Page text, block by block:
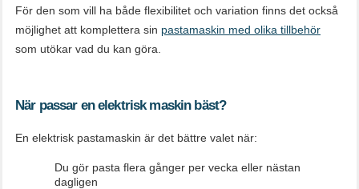
För den som vill ha både flexibilitet och variation finns det också
möjlighet att komplettera sin pastamaskin med olika tillbehör
som utökar vad du kan göra.
När passar en elektrisk maskin bäst?
En elektrisk pastamaskin är det bättre valet när:
Du gör pasta flera gånger per vecka eller nästan
dagligen